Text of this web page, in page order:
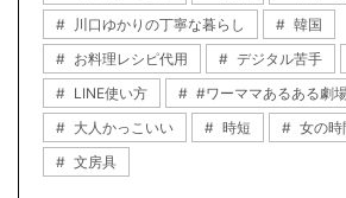
川口ゆかりの丁寧な暮らし
韓国
お料理レシピ代用
デジタル苦手
LINE使い方
#ワーママあるある劇
大人かっこいい
時短 女の時
文房具